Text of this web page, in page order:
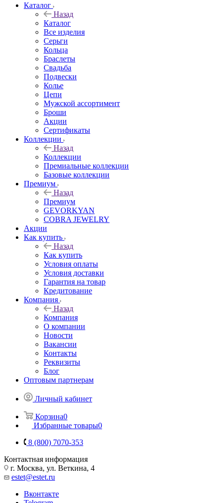
Каталог
Назад
Каталог
Все изделия
Серьги
Кольца
Браслеты
Свадьба
Подвески
Колье
Цепи
Мужской ассортимент
Броши
Акции
Сертификаты
Коллекции
Назад
Коллекции
Премиальные коллекции
Базовые коллекции
Премиум
Назад
Премиум
GEVORKYAN
COBRA JEWELRY
Акции
Как купить
Назад
Как купить
Условия оплаты
Условия доставки
Гарантия на товар
Кредитование
Компания
Назад
Компания
О компании
Новости
Вакансии
Контакты
Реквизиты
Блог
Оптовым партнерам
Личный кабинет
Корзина0
Избранные товары0
8 (800) 7070-353
Контактная информация
г. Москва, ул. Веткина, 4
estet@estet.ru
Вконтакте